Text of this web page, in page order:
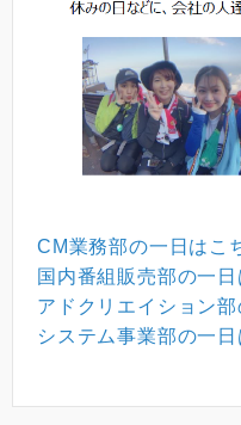
CM業務部の一日はこ
国内番組販売部の一日
アドクリエイション
システム事業部の一日